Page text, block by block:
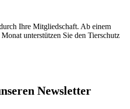
Ihre Mitgliedschaft. Ab einem
unterstützen Sie den Tierschutz
Newsletter